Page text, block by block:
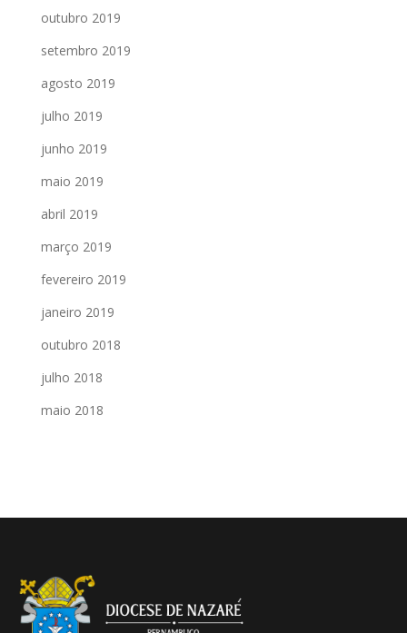
outubro 2019
setembro 2019
agosto 2019
julho 2019
junho 2019
maio 2019
abril 2019
março 2019
fevereiro 2019
janeiro 2019
outubro 2018
julho 2018
maio 2018